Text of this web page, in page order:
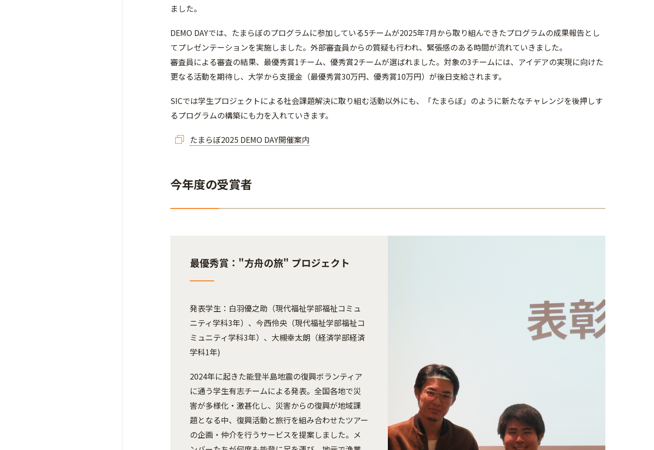
ました。
DEMO DAYでは、たまらぼのプログラムに参加している5チームが2025年7月から取り組んできたプログラムの成果報告とし
てプレゼンテーションを実施しました。外部審査員からの質疑も行われ、緊張感のある時間が流れていきました。
審査員による審査の結果、最優秀賞1チーム、優秀賞2チームが選ばれました。対象の3チームには、アイデアの実現に向けた
更なる活動を期待し、大学から支援金（最優秀賞30万円、優秀賞10万円）が後日支給されます。
SICでは学生プロジェクトによる社会課題解決に取り組む活動以外にも、「たまらぼ」のように新たなチャレンジを後押しす
るプログラムの構築にも力を入れていきます。
たまらぼ2025 DEMO DAY開催案内
今年度の受賞者
最優秀賞："方舟の旅" プロジェクト
発表学生：白羽優之助（現代福祉学部福祉コミュ
ニティ学科3年）、今西伶央（現代福祉学部福祉コ
ミュニティ学科3年）、大槻幸太朗（経済学部経済
学科1年)
2024年に起きた能登半島地震の復興ボランティア
に通う学生有志チームによる発表。全国各地で災
害が多様化・激甚化し、災害からの復興が地域課
題となる中、復興活動と旅行を組み合わせたツアー
の企画・仲介を行うサービスを提案しました。メ